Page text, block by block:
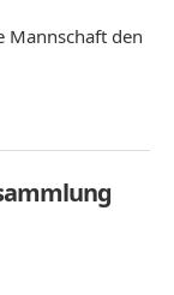
Mannschaft den